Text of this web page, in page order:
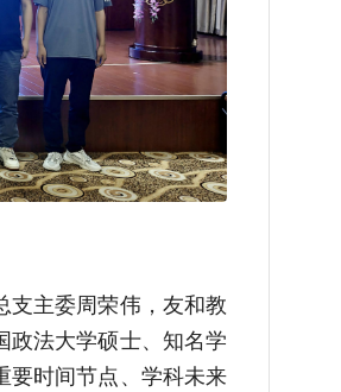
支主委周荣伟，友和教
政法大学硕士、知名学
要时间节点、学科未来